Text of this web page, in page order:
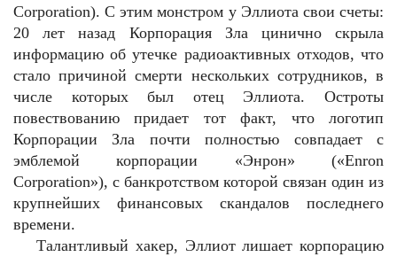
Corporation). С этим монстром у Эллиота свои счеты:
20 лет назад Корпорация Зла цинично скрыла
информацию об утечке радиоактивных отходов, что
стало причиной смерти нескольких сотрудников, в
числе которых был отец Эллиота. Остроты
повествованию придает тот факт, что логотип
Корпорации Зла почти полностью совпадает с
эмблемой корпорации «Энрон» («Enron
Corporation»), с банкротством которой связан один из
крупнейших финансовых скандалов последнего
времени.
Талантливый хакер, Эллиот лишает корпорацию